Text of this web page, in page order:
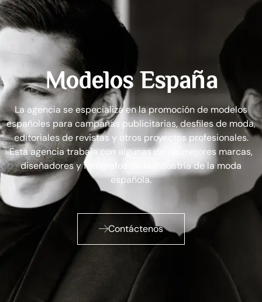
Modelos España
La agencia se especializa en la promoción de modelos
españoles para campañas publicitarias, desfiles de moda,
editoriales de revistas y otros proyectos profesionales.
Esta agencia trabaja con algunas de las mejores marcas,
diseñadores y fotógrafos de la industria de la moda
española.
Contáctenos